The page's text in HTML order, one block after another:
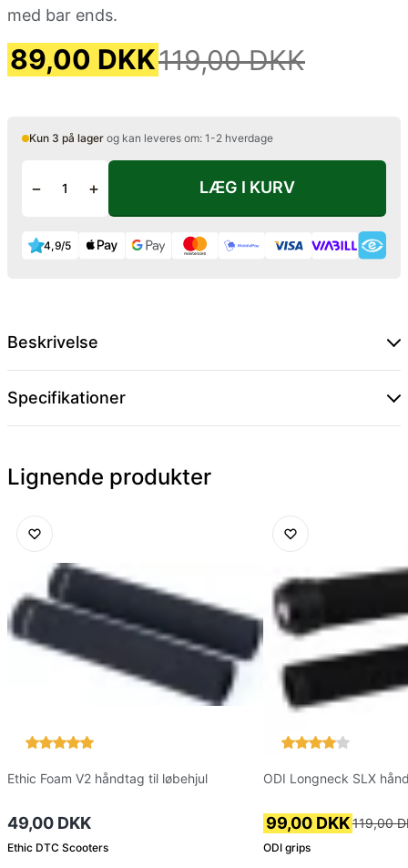
med bar ends.
89,00 DKK119,00 DKK
Kun 3 på lager og kan leveres om: 1-2 hverdage
− + LÆG I KURV
4,9/5
Beskrivelse
Specifikationer
Lignende produkter
Ethic Foam V2 håndtag til løbehjul
49,00 DKK
Ethic DTC Scooters
ODI Longneck SLX
99,00 DKK119,00
ODI grips